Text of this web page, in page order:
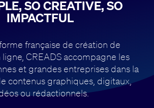
SO CREATIVE, SO
IMPACTFUL
française de création de
CREADS accompagne les
et grandes entreprises dans la
contenus graphiques, digitaux,
ou rédactionnels.